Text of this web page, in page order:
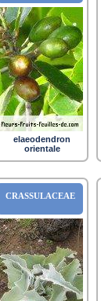
elaeodendron
orientale
CRASSULACEAE